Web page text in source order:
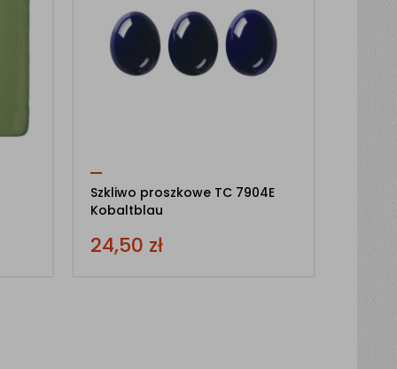
Szkliwo proszkowe TC 7904E
Kobaltblau
24,50 zł